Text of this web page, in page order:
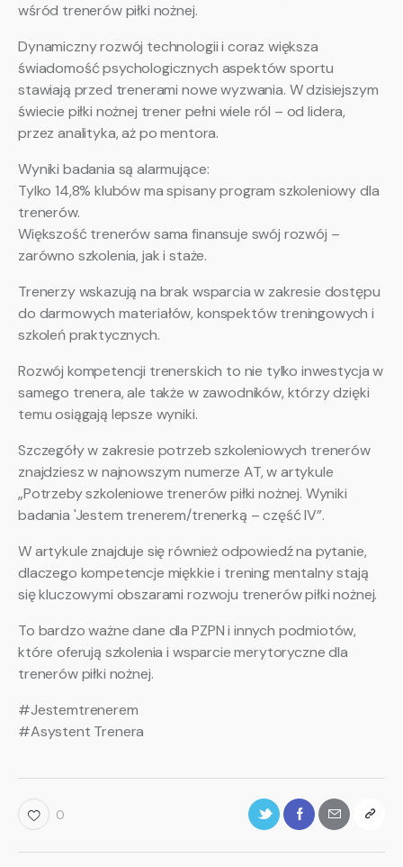
wśród trenerów piłki nożnej.
Dynamiczny rozwój technologii i coraz większa
świadomość psychologicznych aspektów sportu
stawiają przed trenerami nowe wyzwania. W dzisiejszym
świecie piłki nożnej trener pełni wiele ról – od lidera,
przez analityka, aż po mentora.
Wyniki badania są alarmujące:
Tylko 14,8% klubów ma spisany program szkoleniowy dla
trenerów.
Większość trenerów sama finansuje swój rozwój –
zarówno szkolenia, jak i staże.
Trenerzy wskazują na brak wsparcia w zakresie dostępu
do darmowych materiałów, konspektów treningowych i
szkoleń praktycznych.
Rozwój kompetencji trenerskich to nie tylko inwestycja w
samego trenera, ale także w zawodników, którzy dzięki
temu osiągają lepsze wyniki.
Szczegóły w zakresie potrzeb szkoleniowych trenerów
znajdziesz w najnowszym numerze AT, w artykule
„Potrzeby szkoleniowe trenerów piłki nożnej. Wyniki
badania 'Jestem trenerem/trenerką – część IV”.
W artykule znajduje się również odpowiedź na pytanie,
dlaczego kompetencje miękkie i trening mentalny stają
się kluczowymi obszarami rozwoju trenerów piłki nożnej.
To bardzo ważne dane dla PZPN i innych podmiotów,
które oferują szkolenia i wsparcie merytoryczne dla
trenerów piłki nożnej.
#Jestemtrenerem
#Asystent Trenera
0